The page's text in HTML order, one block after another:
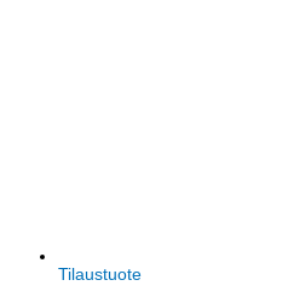
Tilaustuote